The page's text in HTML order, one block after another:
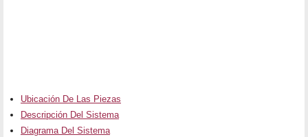
Ubicación De Las Piezas
Descripción Del Sistema
Diagrama Del Sistema